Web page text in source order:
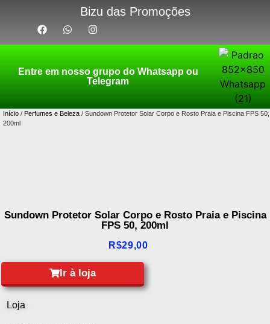
Bizu das Promoções
Entre em nosso grupo do Whatsapp ou
Telegram
Início / Perfumes e Beleza / Sundown Protetor Solar Corpo e Rosto Praia e Piscina FPS 50,
200ml
Sundown Protetor Solar Corpo e Rosto Praia e Piscina
FPS 50, 200ml
R$29,00
Ir à loja
Loja